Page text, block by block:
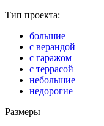
Тип проекта:
большие
с верандой
с гаражом
с террасой
небольшие
недорогие
Размеры